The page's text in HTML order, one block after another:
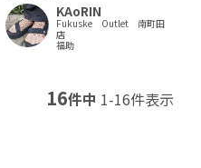
KAoRIN
Fukuske Outlet 南町田
店
福助
16件中 1-16件表示